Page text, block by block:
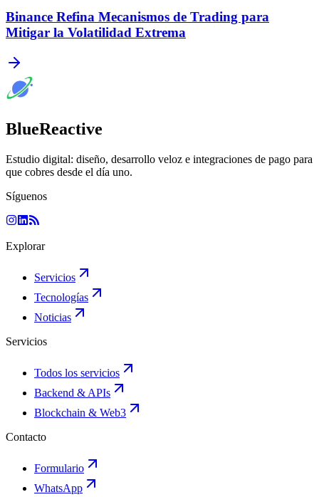
Binance Refina Mecanismos de Trading para
Mitigar la Volatilidad Extrema
BlueReactive
Estudio digital: diseño, desarrollo veloz e integraciones de pago para
que cobres desde el día uno.
Síguenos
Explorar
Servicios
Tecnologías
Noticias
Servicios
Todos los servicios
Backend & APIs
Blockchain & Web3
Contacto
Formulario
WhatsApp